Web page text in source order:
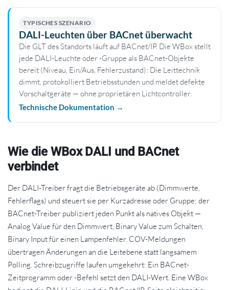
TYPISCHES SZENARIO
DALI-Leuchten über BACnet überwacht
Die GLT des Standorts läuft auf BACnet/IP. Die WBox stellt
jede DALI-Leuchte oder -Gruppe als BACnet-Objekte
bereit (Niveau, Ein/Aus, Fehlerzustand): Die Leittechnik
dimmt, protokolliert Betriebsstunden und meldet defekte
Vorschaltgeräte — ohne proprietären Lichtcontroller.
Technische Dokumentation →
Wie die WBox DALI und BACnet
verbindet
Der DALI-Treiber fragt die Betriebsgeräte ab (Dimmwerte,
Fehlerflags) und steuert sie per Kurzadresse oder Gruppe; der
BACnet-Treiber publiziert jeden Punkt als natives Objekt —
Analog Value für den Dimmwert, Binary Value zum Schalten,
Binary Input für einen Lampenfehler. COV-Meldungen
übertragen Änderungen an die Leitebene statt langsamem
Polling. Schreibzugriffe laufen umgekehrt: Ein BACnet-
Zeitprogramm oder -Befehl setzt den DALI-Wert. Eine WBox